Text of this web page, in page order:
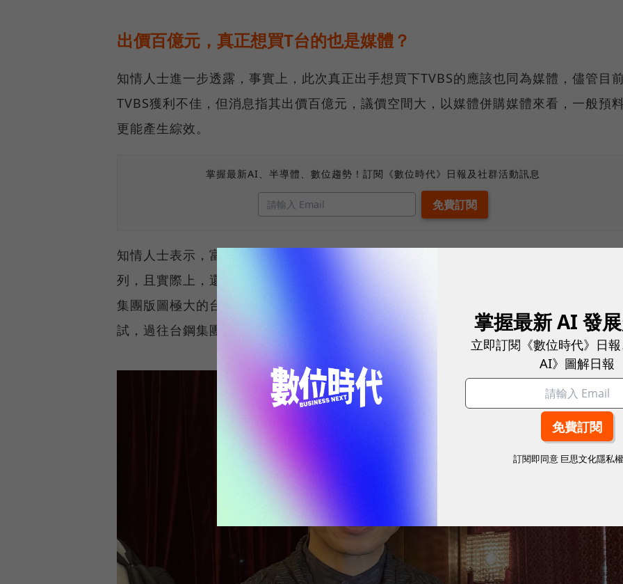
出價百億元，真正想買T台的也是媒體？
知情人士進一步透露，事實上，此次真正出手想買下TVBS的應該也同為媒體，儘管目
TVBS獲利不佳，但消息指其出價百億元，議價空間大，以媒體併購媒體來看，一般預
更能產生綜效。
掌握最新AI、半導體、數位趨勢！訂閱《數位時代》日報及社群活動訊息
知情人士表示，富邦集團董事長蔡明忠也有意買下電視台，因此也有可能加入角逐行
列，且實際上，還有一家業者也有意加入戰局，那就是近年來透過併購入主多家公司、
集團版圖極大的台鋼集團。據了解，陸續進軍媒體業的台鋼集團對TVBS出售案正躍躍
試，過往台鋼集團已買下鏡電視的股份，其中，網媒《民報》也被納入麾下。
掌握最新 AI 發
立即訂閱《數位時代》日
AI》圖解日報
訂閱即同意 巨思文化隱私